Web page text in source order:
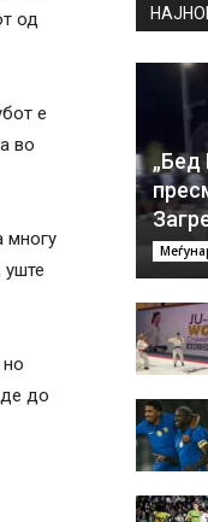
од
е
во
многу
уште
до
„Бед